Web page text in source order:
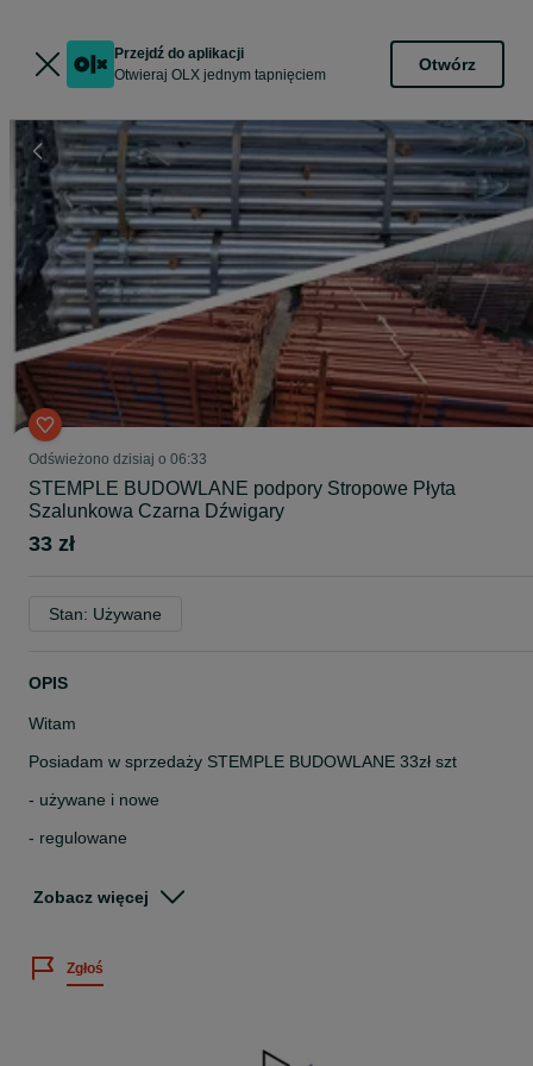
Przejdź do aplikacji
Otwieraj OLX jednym tapnięciem
Otwórz
Odświeżono dzisiaj o 06:33
STEMPLE BUDOWLANE podpory Stropowe Płyta
Szalunkowa Czarna Dźwigary
33 zł
Stan: Używane
OPIS
Witam
Posiadam w sprzedaży STEMPLE BUDOWLANE 33zł szt
- używane i nowe
- regulowane
Dostępna nośność stempli 8KN, 10 KN, 12KN, 14KN, 20KN
Posiadamy w sprzedaży pozostałe elementy szalunku stropowego:
Zobacz więcej
Zgłoś